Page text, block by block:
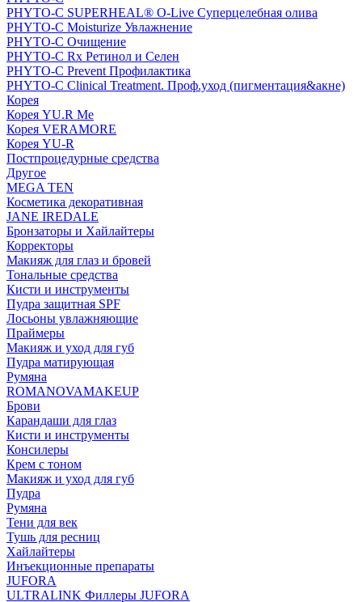
PHYTO-C SUPERHEAL® O-Live Суперцелебная олива
PHYTO-C Moisturize Увлажнение
PHYTO-C Очищение
PHYTO-C Rx Ретинол и Селен
PHYTO-C Prevent Профилактика
PHYTO-C Clinical Treatment. Проф.уход (пигментация&акне)
Корея
Корея YU.R Me
Корея VERAMORE
Корея YU-R
Постпроцедурные средства
Другое
MEGA TEN
Косметика декоративная
JANE IREDALE
Бронзаторы и Хайлайтеры
Корректоры
Макияж для глаз и бровей
Тональные средства
Кисти и инструменты
Пудра защитная SPF
Лосьоны увлажняющие
Праймеры
Макияж и уход для губ
Пудра матирующая
Румяна
ROMANOVAMAKEUP
Брови
Карандаши для глаз
Кисти и инструменты
Консилеры
Крем с тоном
Макияж и уход для губ
Пудра
Румяна
Тени для век
Тушь для ресниц
Хайлайтеры
Инъекционные препараты
JUFORA
ULTRALINK Филлеры JUFORA